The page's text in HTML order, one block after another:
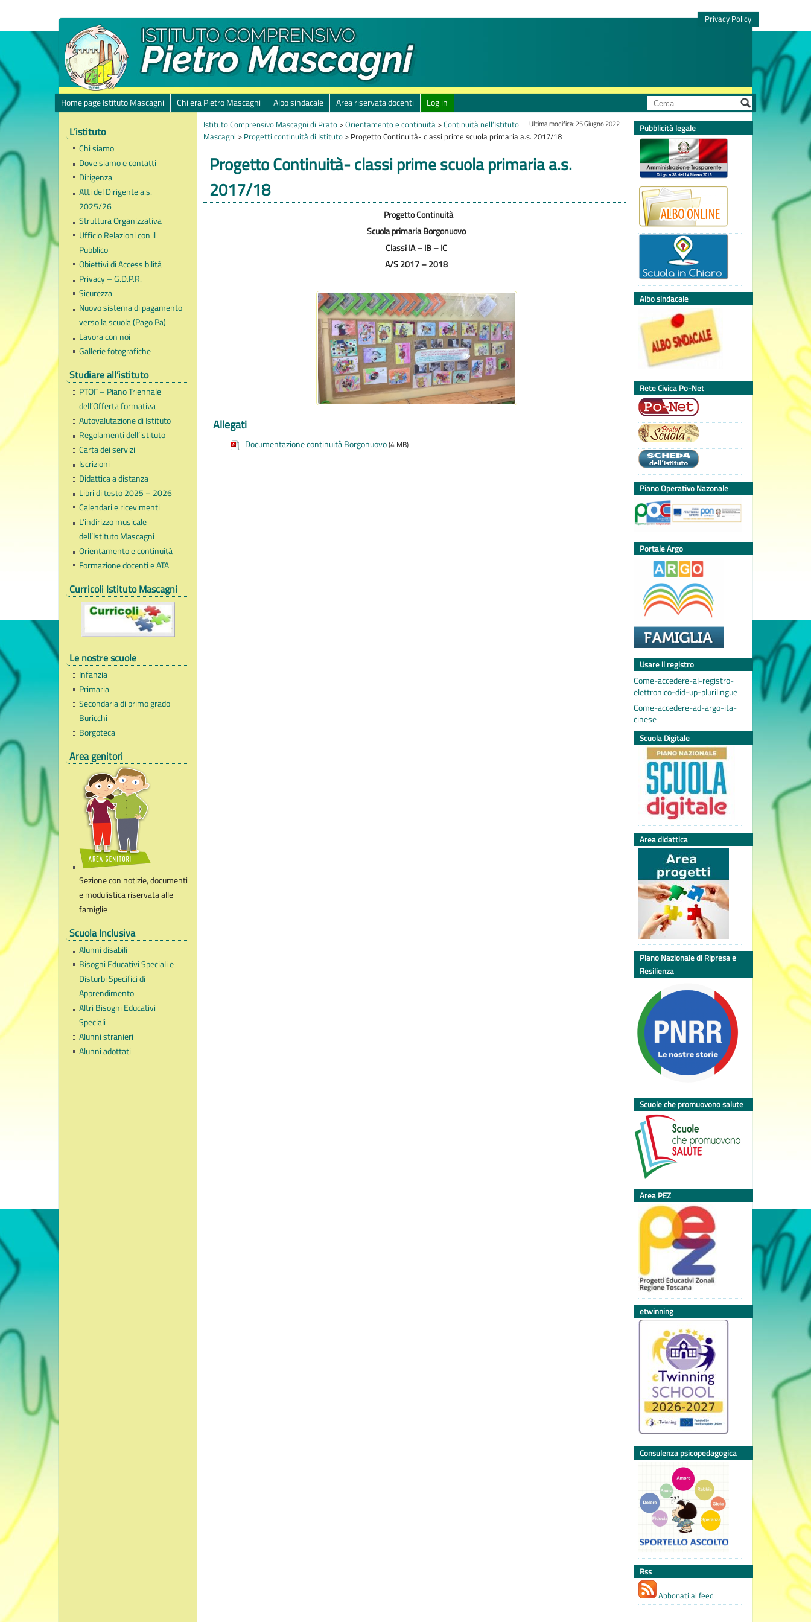
Privacy Policy
Home page Istituto Mascagni Chi era Pietro Mascagni Albo sindacale Area riservata docenti Log in
L’istituto
Chi siamo
Dove siamo e contatti
Dirigenza
Atti del Dirigente a.s.
2025/26
Struttura Organizzativa
Ufficio Relazioni con il
Pubblico
Obiettivi di Accessibilità
Privacy – G.D.P.R.
Sicurezza
Nuovo sistema di pagamento
verso la scuola (Pago Pa)
Lavora con noi
Gallerie fotografiche
Studiare all’istituto
PTOF – Piano Triennale
dell’Offerta formativa
Autovalutazione di Istituto
Regolamenti dell’istituto
Carta dei servizi
Iscrizioni
Didattica a distanza
Libri di testo 2025 – 2026
Calendari e ricevimenti
L’indirizzo musicale
dell’Istituto Mascagni
Orientamento e continuità
Formazione docenti e ATA
Curricoli Istituto Mascagni
Le nostre scuole
Infanzia
Primaria
Secondaria di primo grado
Buricchi
Borgoteca
Area genitori
Sezione con notizie, documenti
e modulistica riservata alle
famiglie
Scuola Inclusiva
Alunni disabili
Bisogni Educativi Speciali e
Disturbi Specifici di
Apprendimento
Altri Bisogni Educativi
Speciali
Alunni stranieri
Alunni adottati
Ultima modifica: 25 Giugno 2022
Istituto Comprensivo Mascagni di Prato >Orientamento e continuità >Continuità nell’Istituto
Mascagni > Progetti continuità di Istituto > Progetto Continuità- classi prime scuola primaria a.s. 2017/18
Progetto Continuità- classi prime scuola primaria a.s.
2017/18
Progetto Continuità
Scuola primaria Borgonuovo
Classi IA – IB – IC
A/S 2017 – 2018
Allegati
Documentazione continuità Borgonuovo(4 MB)
Pubblicità legale
Albo sindacale
Rete Civica Po-Net
Piano Operativo Nazonale
Portale Argo
Usare il registro
Come-accedere-al-registro-
elettronico-did-up-plurilingue
Come-accedere-ad-argo-ita-
cinese
Scuola Digitale
Area didattica
Piano Nazionale di Ripresa e
Resilienza
Scuole che promuovono salute
Area PEZ
etwinning
Consulenza psicopedagogica
Rss
Abbonati ai feed